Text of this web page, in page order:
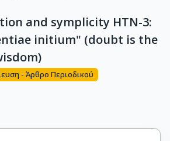
and symplicity HTN-3:
initium" (doubt is the
- Άρθρο Περιοδικού